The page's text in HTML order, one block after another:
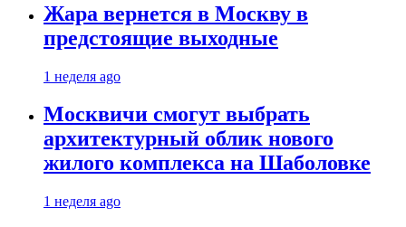
Жара вернется в Москву в
предстоящие выходные
1 неделя ago
Москвичи смогут выбрать
архитектурный облик нового
жилого комплекса на Шаболовке
1 неделя ago